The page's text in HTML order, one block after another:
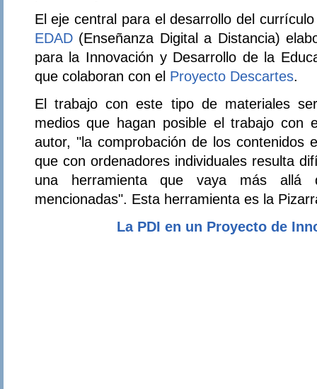
El eje central para el desarrollo del
EDAD(Enseñanza Digital a Distancia)
para la Innovación y Desarrollo de la
que colaboran con el Proyecto Descartes.
El trabajo con este tipo de materiales
medios que hagan posible el trabajo con
autor, "la comprobación de los contenidos
que con ordenadores individuales resulta
una herramienta que vaya más allá
mencionadas". Esta herramienta es la
La PDI en un Proyecto de